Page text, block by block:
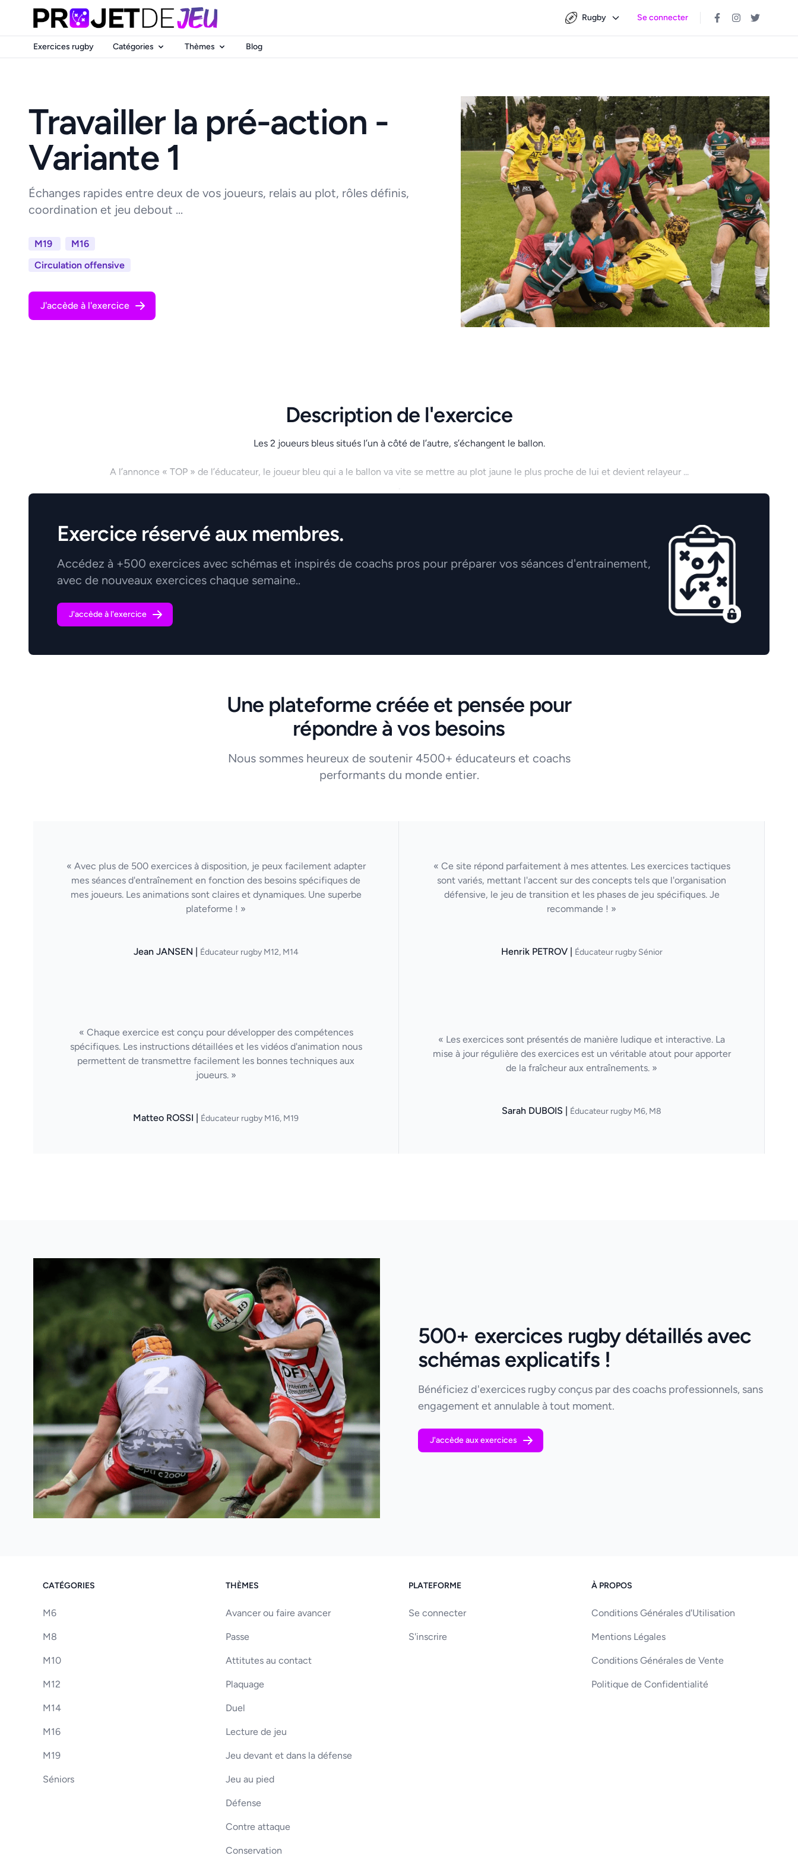
Rugby Se connecter
Exercices rugby Catégories Thèmes Blog
Travailler la pré-action -
Variante 1
Échanges rapides entre deux de vos joueurs, relais au plot, rôles définis,
coordination et jeu debout ...
M19
M16
Circulation offensive
J'accède à l'exercice
Description de l'exercice
Les 2 joueurs bleus situés l’un à côté de l’autre, s’échangent le ballon.
A l’annonce « TOP » de l’éducateur, le joueur bleu qui a le ballon va vite se mettre au plot jaune le plus proche de lui et devient relayeur ...
Exercice réservé aux membres.
Accédez à +500 exercices avec schémas et inspirés de coachs pros pour préparer vos séances d'entrainement,
avec de nouveaux exercices chaque semaine..
J'accède à l'exercice
Une plateforme créée et pensée pour
répondre à vos besoins
Nous sommes heureux de soutenir 4500+ éducateurs et coachs
performants du monde entier.
« Avec plus de 500 exercices à disposition, je peux facilement adapter
mes séances d'entraînement en fonction des besoins spécifiques de
mes joueurs. Les animations sont claires et dynamiques. Une superbe
plateforme ! »
Jean JANSEN | Éducateur rugby M12, M14
« Ce site répond parfaitement à mes attentes. Les exercices tactiques
sont variés, mettant l'accent sur des concepts tels que l'organisation
défensive, le jeu de transition et les phases de jeu spécifiques. Je
recommande ! »
Henrik PETROV | Éducateur rugby Sénior
« Chaque exercice est conçu pour développer des compétences
spécifiques. Les instructions détaillées et les vidéos d'animation nous
permettent de transmettre facilement les bonnes techniques aux
joueurs. »
Matteo ROSSI | Éducateur rugby M16, M19
« Les exercices sont présentés de manière ludique et interactive. La
mise à jour régulière des exercices est un véritable atout pour apporter
de la fraîcheur aux entraînements. »
Sarah DUBOIS | Éducateur rugby M6, M8
500+ exercices rugby détaillés avec
schémas explicatifs !
Bénéficiez d'exercices rugby conçus par des coachs professionnels, sans
engagement et annulable à tout moment.
J'accède aux exercices
CATÉGORIES
M6
M8
M10
M12
M14
M16
M19
Séniors
THÈMES
Avancer ou faire avancer
Passe
Attitutes au contact
Plaquage
Duel
Lecture de jeu
Jeu devant et dans la défense
Jeu au pied
Défense
Contre attaque
Conservation
PLATEFORME
Se connecter
S'inscrire
À PROPOS
Conditions Générales d'Utilisation
Mentions Légales
Conditions Générales de Vente
Politique de Confidentialité